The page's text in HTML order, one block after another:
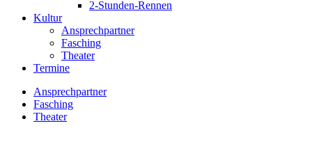
2-Stunden-Rennen
Kultur
Ansprechpartner
Fasching
Theater
Termine
Ansprechpartner
Fasching
Theater